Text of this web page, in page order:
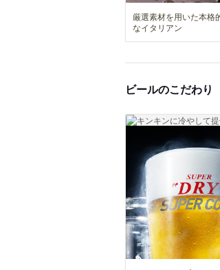
厳選素材を用いた本格
なイタリアン
ビールのこだわり